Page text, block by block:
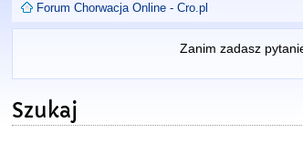
Forum Chorwacja Online - Cro.pl
Zanim zadasz
Szukaj